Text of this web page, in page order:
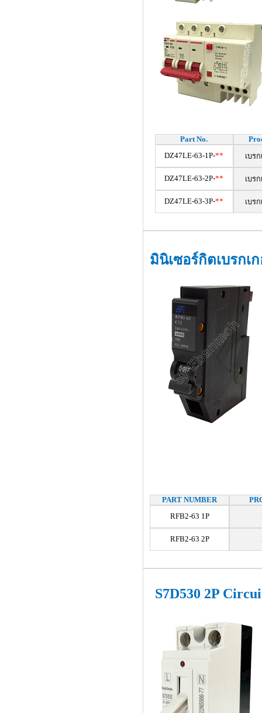
Part No.
DZ47LE-63-1P-** เบร
DZ47LE-63-2P-** เบร
DZ47LE-63-3P-** เบร
มินิเซอร์กิตเบรกเ
PART NUMBER
RFB2-63 1P
RFB2-63 2P
S7D530 2P